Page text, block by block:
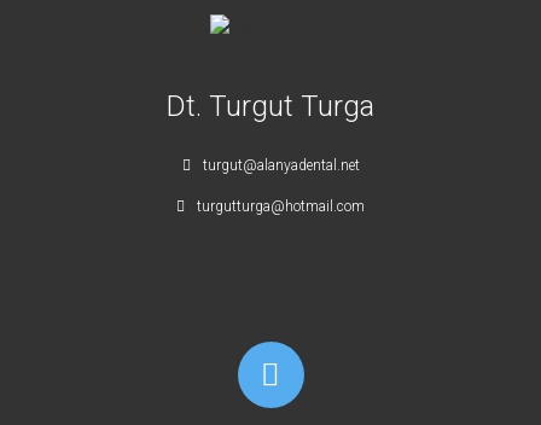
Dt. Turgut Turga
turgut@alanyadental.net
turgutturga@hotmail.com